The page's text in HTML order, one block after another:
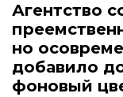
Агентство
но
добавило
фоновый